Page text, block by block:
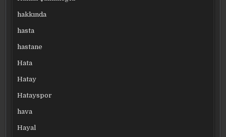
hakkında
hasta
hastane
Hata
Hatay
Hatayspor
hava
Hayal